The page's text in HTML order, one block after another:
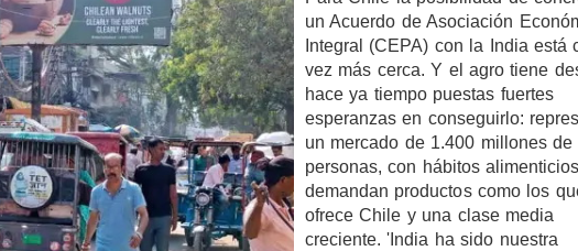
un Acuerdo de Asociación
Integral (CEPA) con la India está
vez más cerca. Y el agro tiene
hace ya tiempo puestas fuertes
esperanzas en conseguirlo:
un mercado de 1.400 millones de
personas, con hábitos
demandan productos como los
ofrece Chile y una clase media
creciente. 'India ha sido nuestra